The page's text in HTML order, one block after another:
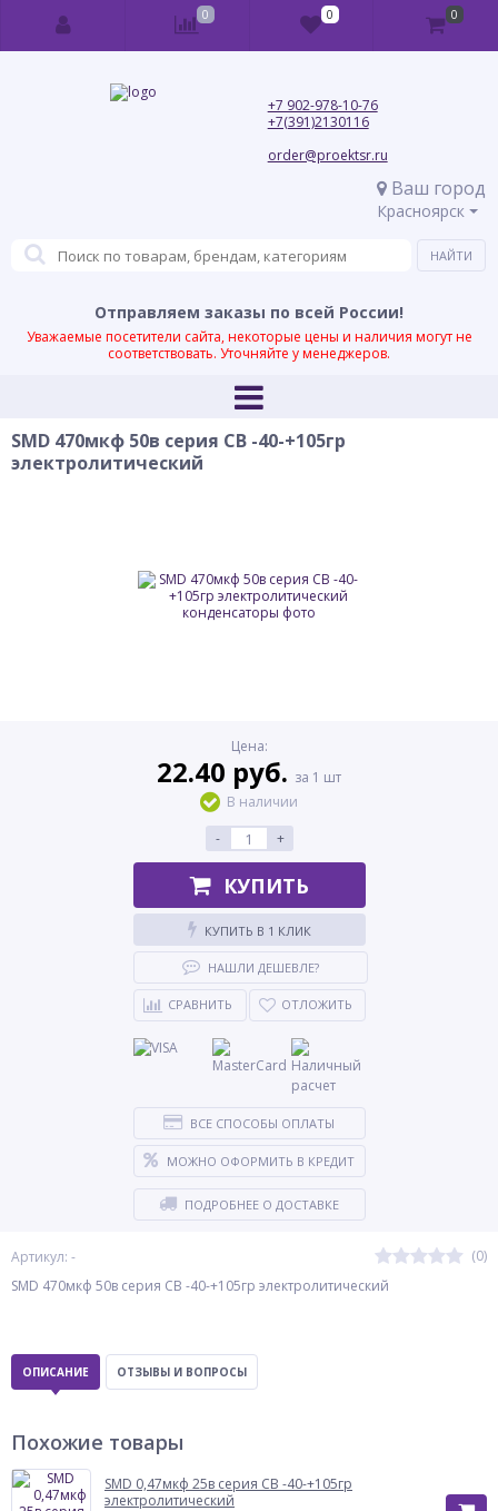
+7 902-978-10-76
+7(391)2130116
order@proektsr.ru
Ваш город
Красноярск
Отправляем заказы по всей России!
Уважаемые посетители сайта, некоторые цены и наличия могут не
соответствовать. Уточняйте у менеджеров.
SMD 470мкф 50в серия CB -40-+105гр
электролитический
Артикул: -
(0)
SMD 470мкф 50в серия CB -40-+105гр электролитический
Цена:
22.40 руб. за 1 шт
В наличии
-
+
КУПИТЬ
КУПИТЬ В 1 КЛИК
НАШЛИ ДЕШЕВЛЕ?
СРАВНИТЬ ОТЛОЖИТЬ
ВСЕ СПОСОБЫ ОПЛАТЫ
МОЖНО ОФОРМИТЬ В КРЕДИТ
ПОДРОБНЕЕ О ДОСТАВКЕ
ОПИСАНИЕ ОТЗЫВЫ И ВОПРОСЫ
Похожие товары
SMD 0,47мкф 25в серия CB -40-+105гр
электролитический
0 0 0